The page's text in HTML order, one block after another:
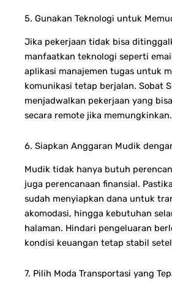
5. Gunakan Teknologi untuk
Jika pekerjaan tidak bisa
manfaatkan teknologi seperti
aplikasi manajemen tugas untuk
komunikasi tetap berjalan. Sobat
menjadwalkan pekerjaan yang
secara remote jika memungkinkan.
6. Siapkan Anggaran Mudik
Mudik tidak hanya butuh
juga perencanaan finansial.
sudah menyiapkan dana untuk
akomodasi, hingga kebutuhan
halaman. Hindari pengeluaran
kondisi keuangan tetap stabil
7. Pilih Moda Transportasi yang